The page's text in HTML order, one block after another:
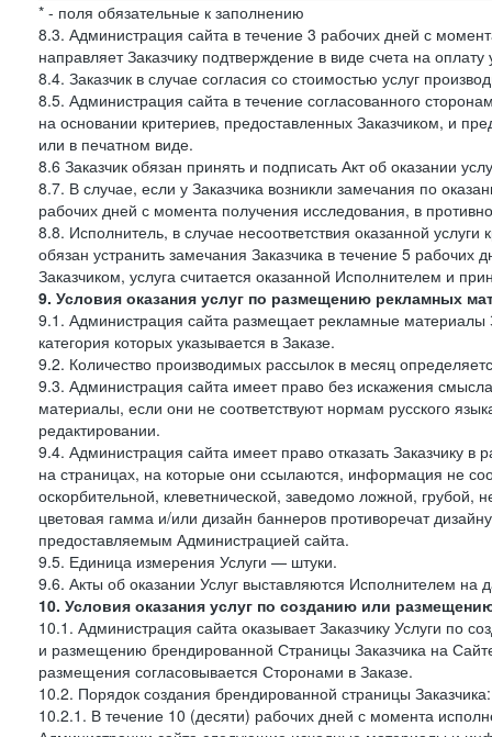
* - поля обязательные к заполнению
8.3. Администрация сайта в течение 3 рабочих дней с
направляет Заказчику подтверждение в виде счета на оплату
8.4. Заказчик в случае согласия со стоимостью услуг
8.5. Администрация сайта в течение согласованного
на основании критериев, предоставленных Заказчиком, и
или в печатном виде.
8.6 Заказчик обязан принять и подписать Акт об оказании
8.7. В случае, если у Заказчика возникли замечания по
рабочих дней с момента получения исследования, в
8.8. Исполнитель, в случае несоответствия оказанной
обязан устранить замечания Заказчика в течение 5 рабочих
Заказчиком, услуга считается оказанной Исполнителем и
9. Условия оказания услуг по размещению рекламных
9.1. Администрация сайта размещает рекламные материалы
категория которых указывается в Заказе.
9.2. Количество производимых рассылок в месяц
9.3. Администрация сайта имеет право без искажения
материалы, если они не соответствуют нормам русского
редактировании.
9.4. Администрация сайта имеет право отказать
на страницах, на которые они ссылаются, информация не
оскорбительной, клеветнической, заведомо ложной,
цветовая гамма и/или дизайн баннеров противоречат
предоставляемым Администрацией сайта.
9.5. Единица измерения Услуги — штуки.
9.6. Акты об оказании Услуг выставляются Исполнителем на
10. Условия оказания услуг по созданию или
10.1. Администрация сайта оказывает Заказчику Услуги по
и размещению брендированной Страницы Заказчика на
размещения согласовывается Сторонами в Заказе.
10.2. Порядок создания брендированной страницы Заказчика:
10.2.1. В течение 10 (десяти) рабочих дней с момента